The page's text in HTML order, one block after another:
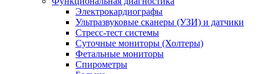
Электрокардиографы
Ультразвуковые сканеры (УЗИ) и датчики
Стресс-тест системы
Суточные мониторы (Холтеры)
Фетальные мониторы
Спирометры